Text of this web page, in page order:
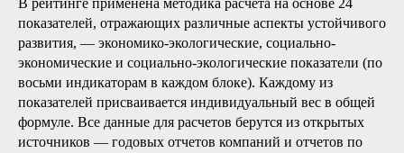
В рейтинге применена методика расчета на основе 24
показателей, отражающих различные аспекты устойчивого
развития, — экономико-экологические, социально-
экономические и социально-экологические показатели (по
восьми индикаторам в каждом блоке). Каждому из
показателей присваивается индивидуальный вес в общей
формуле. Все данные для расчетов берутся из открытых
источников — годовых отчетов компаний и отчетов по